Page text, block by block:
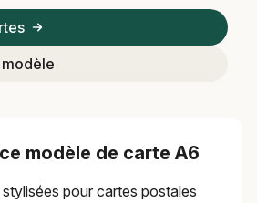
modèle de carte A6
pour cartes postales